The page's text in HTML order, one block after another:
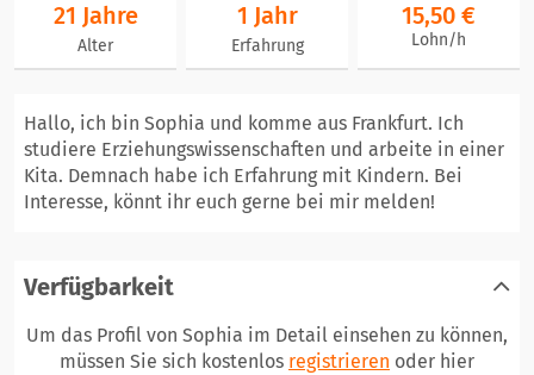
21 Jahre
Alter
1 Jahr
Erfahrung
15,50 €
Lohn/h
Hallo, ich bin Sophia und komme aus Frankfurt. Ich
studiere Erziehungswissenschaften und arbeite in einer
Kita. Demnach habe ich Erfahrung mit Kindern. Bei
Interesse, könnt ihr euch gerne bei mir melden!
Verfügbarkeit
Um das Profil von Sophia im Detail einsehen zu können,
müssen Sie sich kostenlos registrieren oder hier